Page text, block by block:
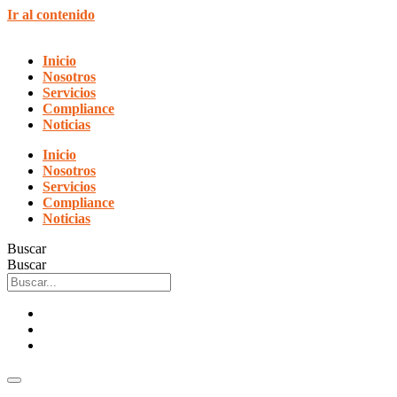
Ir al contenido
Inicio
Nosotros
Servicios
Compliance
Noticias
Inicio
Nosotros
Servicios
Compliance
Noticias
Buscar
Buscar